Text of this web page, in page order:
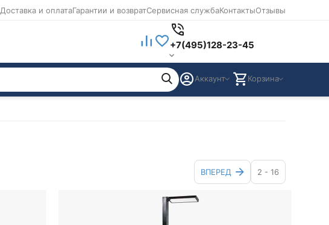
Доставка и оплатаГарантии и возвратСервисная службаКонтактыОтзывы
+7(495)128-23-45
Аккаунт Корзина
ВПЕРЕД 2 - 16